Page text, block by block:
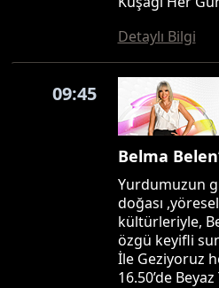
Detaylı Bilgi
09:45
Belma
Yurdumuzun
doğası
kültürleriyle,
özgü keyifli
İle Geziyoruz
16.50’de